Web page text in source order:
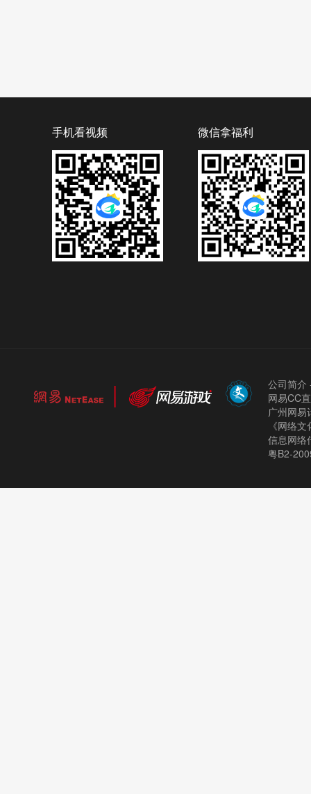
手机看视频 微信拿福利
公司简介
网易CC
广州网
《网络
信息网络
粤B2-